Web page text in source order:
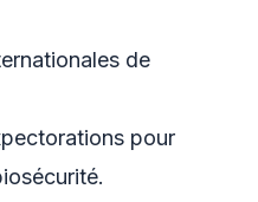
de
pour